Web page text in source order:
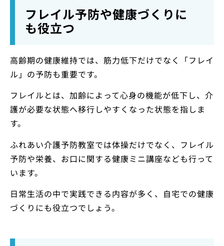
フレイル予防や健康づくりに
も役立つ
高齢期の健康維持では、筋力低下だけでなく「フレイ
ル」の予防も重要です。
フレイルとは、加齢によって心身の機能が低下し、介
護が必要な状態へ移行しやすくなった状態を指しま
す。
ふれあい介護予防教室では体操だけでなく、フレイル
予防や栄養、お口に関する健康ミニ講座なども行って
います。
日常生活の中で実践できる内容が多く、自宅での健康
づくりにも役立つでしょう。